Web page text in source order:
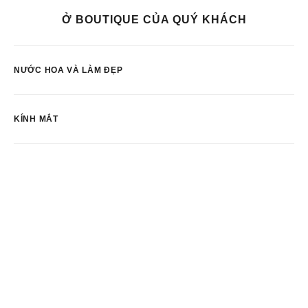
Ở BOUTIQUE CỦA QUÝ KHÁCH
NƯỚC HOA VÀ LÀM ĐẸP
KÍNH MẮT